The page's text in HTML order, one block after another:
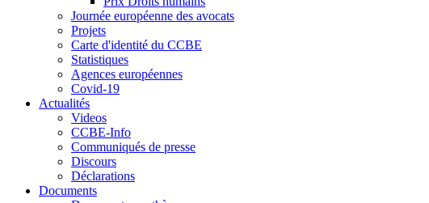
Journée européenne des avocats
Projets
Carte d'identité du CCBE
Statistiques
Agences européennes
Covid-19
Actualités
Videos
CCBE-Info
Communiqués de presse
Discours
Déclarations
Documents